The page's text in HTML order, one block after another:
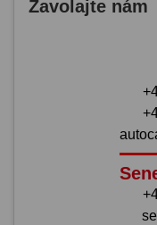
Zavolajte nám